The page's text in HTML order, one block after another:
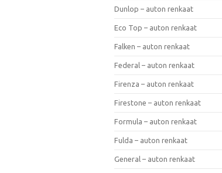
Dunlop – auton renkaat
Eco Top – auton renkaat
Falken – auton renkaat
Federal – auton renkaat
Firenza – auton renkaat
Firestone – auton renkaat
Formula – auton renkaat
Fulda – auton renkaat
General – auton renkaat